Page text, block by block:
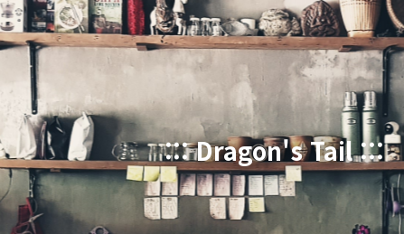
::: Dragon's Tail :::